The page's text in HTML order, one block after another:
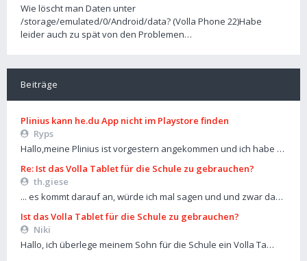
Wie löscht man Daten unter
/storage/emulated/0/Android/data? (Volla Phone 22)Habe
leider auch zu spät von den Problemen…
Beiträge
Plinius kann he.du App nicht im Playstore finden
Ryps
Hallo,meine Plinius ist vorgestern angekommen und ich habe …
Re: Ist das Volla Tablet für die Schule zu gebrauchen?
th.giese
... es kommt darauf an, würde ich mal sagen und und zwar da…
Ist das Volla Tablet für die Schule zu gebrauchen?
Niki
Hallo, ich überlege meinem Sohn für die Schule ein Volla Ta…